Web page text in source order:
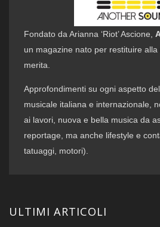
Fondato da Arianna ‘Riot’ Ascione,
un magazine nato per restituire
merita.
Approfondimenti su ogni aspetto
musicale italiana e internazionale,
ai lavori, nuova e bella musica da
reportage, ma anche lifestyle e
tatuaggi, motori).
ULTIMI ARTICOLI